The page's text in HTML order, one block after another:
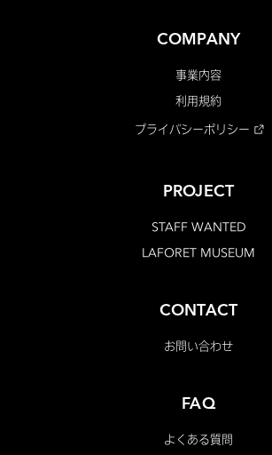
COMPANY
事業内容
利用規約
プライバシーポリシー
PROJECT
STAFF WANTED
LAFORET MUSEUM
CONTACT
お問い合わせ
FAQ
よくある質問